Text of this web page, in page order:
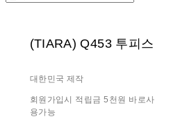
(TIARA) Q453 투피스
대한민국 제작
회원가입시 적립금 5천원 바로사
용가능